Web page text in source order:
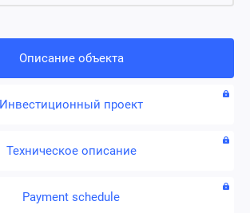
Описание объекта
Инвестиционный проект
Техническое описание
Payment schedule